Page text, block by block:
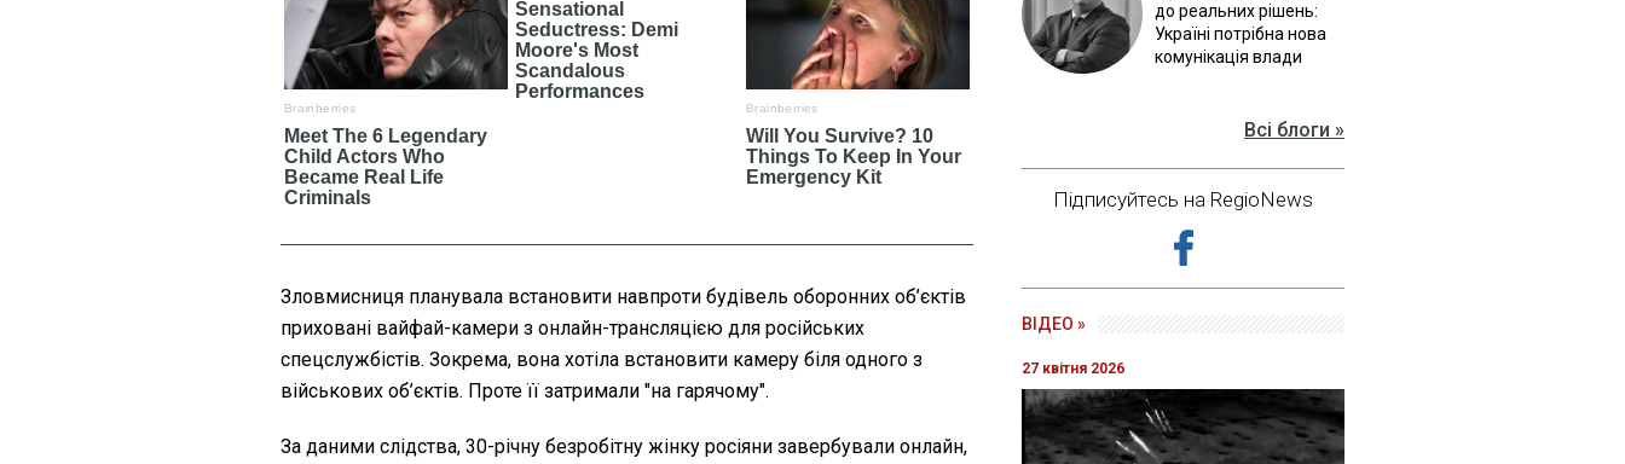
Зловмисниця планувала встановити навпроти будівель оборонних об’єктів
приховані вайфай-камери з онлайн-трансляцією для російських
спецслужбістів. Зокрема, вона хотіла встановити камеру біля одного з
військових об’єктів. Проте її затримали "на гарячому".
За даними слідства, 30-річну безробітну жінку росіяни завербували онлайн,
до реальних рішень:
Україні потрібна нова
комунікація влади
Всі блоги »
Підписуйтесь на RegioNews
ВІДЕО »
27 квітня 2026